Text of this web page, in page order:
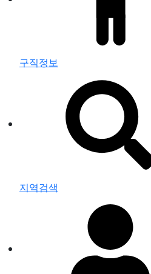
구직정보
지역검색